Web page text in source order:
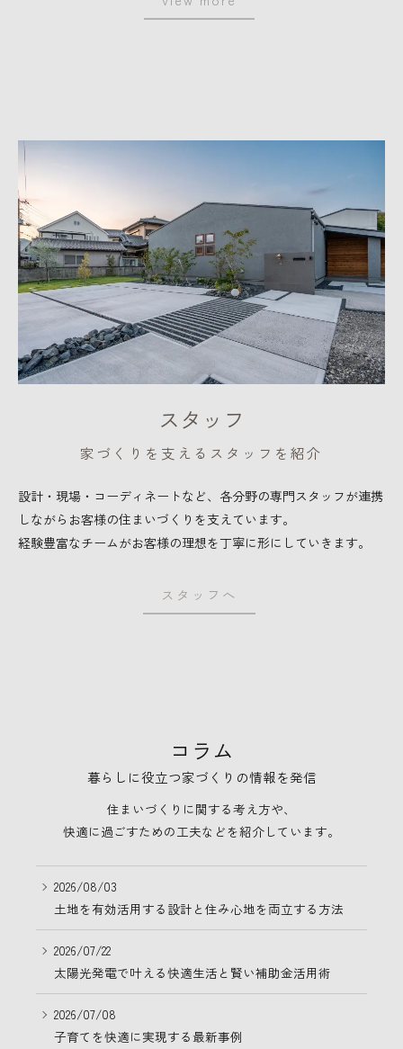
スタッフ
家づくりを支えるスタッフを紹介
設計・現場・コーディネートなど、各分野の専門スタッフが連携
しながらお客様の住まいづくりを支えています。
経験豊富なチームがお客様の理想を丁寧に形にしていきます。
スタッフへ
暮らしに役立つ家づくりの情報を発信
コラム
住まいづくりに関する考え方や、
快適に過ごすための工夫などを紹介しています。
2026/08/03
土地を有効活用する設計と住み心地を両立する方法
2026/07/22
太陽光発電で叶える快適生活と賢い補助金活用術
2026/07/08
子育てを快適に実現する最新事例